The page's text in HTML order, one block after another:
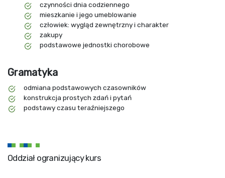
czynności dnia codziennego
mieszkanie i jego umeblowanie
człowiek: wygląd zewnętrzny i charakter
zakupy
podstawowe jednostki chorobowe
Gramatyka
odmiana podstawowych czasowników
konstrukcja prostych zdań i pytań
podstawy czasu teraźniejszego
Oddział ogranizujący kurs